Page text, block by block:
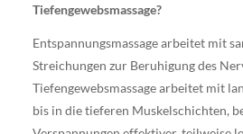
Tiefengewebsmassage?
Entspannungsmassage arbeitet mit
Streichungen zur Beruhigung des
Tiefengewebsmassage arbeitet mit
bis in die tieferen Muskelschichten,